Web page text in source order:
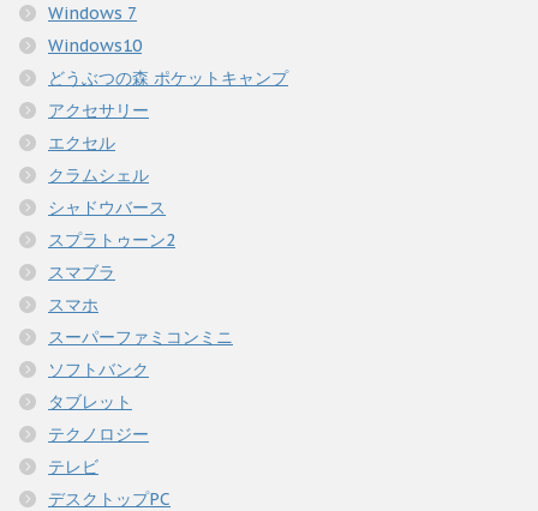
Windows 7
Windows10
どうぶつの森 ポケットキャンプ
アクセサリー
エクセル
クラムシェル
シャドウバース
スプラトゥーン2
スマブラ
スマホ
スーパーファミコンミニ
ソフトバンク
タブレット
テクノロジー
テレビ
デスクトップPC